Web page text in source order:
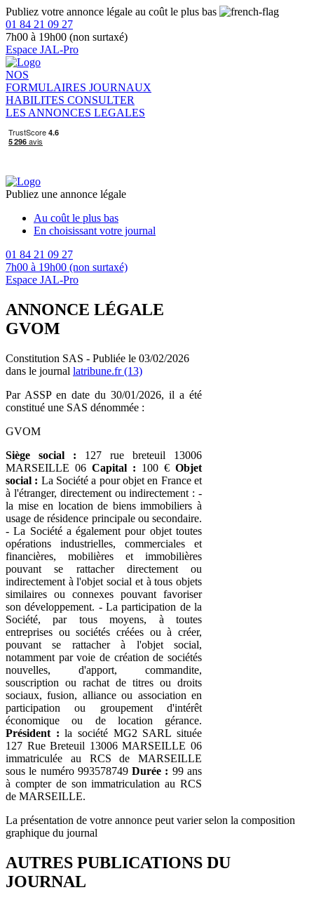
Publiez votre annonce légale au coût le plus bas
01 84 21 09 27
7h00 à 19h00 (non surtaxé)
Espace JAL-Pro
NOS
FORMULAIRES JOURNAUX
HABILITES CONSULTER
LES ANNONCES LEGALES
Publiez une annonce légale
Au coût le plus bas
En choisissant votre journal
01 84 21 09 27
7h00 à 19h00 (non surtaxé)
Espace JAL-Pro
ANNONCE LÉGALE
GVOM
Constitution SAS - Publiée le 03/02/2026
dans le journal latribune.fr (13)
Par ASSP en date du 30/01/2026, il a été
constitué une SAS dénommée :
GVOM
Siège social : 127 rue breteuil 13006
MARSEILLE 06 Capital : 100 € Objet
social : La Société a pour objet en France et
à l'étranger, directement ou indirectement : -
la mise en location de biens immobiliers à
usage de résidence principale ou secondaire.
- La Société a également pour objet toutes
opérations industrielles, commerciales et
financières, mobilières et immobilières
pouvant se rattacher directement ou
indirectement à l'objet social et à tous objets
similaires ou connexes pouvant favoriser
son développement. - La participation de la
Société, par tous moyens, à toutes
entreprises ou sociétés créées ou à créer,
pouvant se rattacher à l'objet social,
notamment par voie de création de sociétés
nouvelles, d'apport, commandite,
souscription ou rachat de titres ou droits
sociaux, fusion, alliance ou association en
participation ou groupement d'intérêt
économique ou de location gérance.
Président : la société MG2 SARL située
127 Rue Breteuil 13006 MARSEILLE 06
immatriculée au RCS de MARSEILLE
sous le numéro 993578749Durée : 99 ans
à compter de son immatriculation au RCS
de MARSEILLE.
La présentation de votre annonce peut varier selon la composition
graphique du journal
AUTRES PUBLICATIONS DU
JOURNAL